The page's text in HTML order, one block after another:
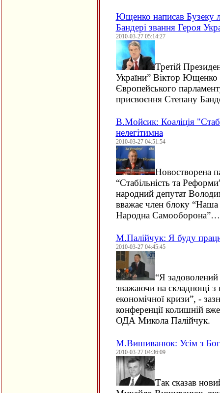
Ющенко написав Бузеку
Бандері звання Героя
2010-03-27 05:14:27
Третій
України” Віктор Ющенко
Європейського
присвоєння Степану
В.Мойсик: Коаліція
нелегітимна
2010-03-27 04:51:54
Новостворена
“Стабільність та
народний депутат
вважає член блоку “Наша
Народна Самооборона”…
М.Палійчук: Я буду
2010-03-27 04:45:45
“Я задоволений
зважаючи на складнощі з
економічної кризи”, -
конференції колишній
ОДА Микола Палійчук.
М.Вишиванюк: Усім з
2010-03-27 04:36:09
Так сказав